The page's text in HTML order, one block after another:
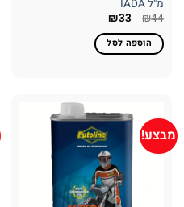
מ"ל IADA
₪44
₪33
הוספה לסל
מבצע!